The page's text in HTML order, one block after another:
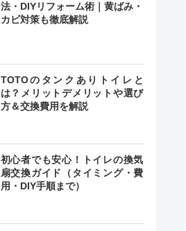
法・DIYリフォーム術｜黄ばみ・
カビ対策も徹底解説
TOTOのタンクありトイレと
は？メリットデメリットや選び
方＆交換費用を解説
初心者でも安心！トイレの換気
扇交換ガイド（タイミング・費
用・DIY手順まで）